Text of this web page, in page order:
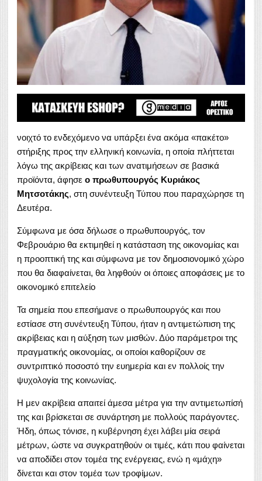
νοιχτό το ενδεχόμενο να υπάρξει ένα ακόμα «πακέτο»
στήριξης προς την ελληνική κοινωνία, η οποία πλήττεται
λόγω της ακρίβειας και των ανατιμήσεων σε βασικά
προϊόντα, άφησε ο πρωθυπουργός Κυριάκος
Μητσοτάκης, στη συνέντευξη Τύπου που παραχώρησε τη
Δευτέρα.
Σύμφωνα με όσα δήλωσε ο πρωθυπουργός, τον
Φεβρουάριο θα εκτιμηθεί η κατάσταση της οικονομίας και
η προοπτική της και σύμφωνα με τον δημοσιονομικό χώρο
που θα διαφαίνεται, θα ληφθούν οι όποιες αποφάσεις με το
οικονομικό επιτελείο
Τα σημεία που επεσήμανε ο πρωθυπουργός και που
εστίασε στη συνέντευξη Τύπου, ήταν η αντιμετώπιση της
ακρίβειας και η αύξηση των μισθών. Δύο παράμετροι της
πραγματικής οικονομίας, οι οποίοι καθορίζουν σε
συντριπτικό ποσοστό την ευημερία και εν πολλοίς την
ψυχολογία της κοινωνίας.
Η μεν ακρίβεια απαιτεί άμεσα μέτρα για την αντιμετωπίσή
της και βρίσκεται σε συνάρτηση με πολλούς παράγοντες.
Ήδη, όπως τόνισε, η κυβέρνηση έχει λάβει μία σειρά
μέτρων, ώστε να συγκρατηθούν οι τιμές, κάτι που φαίνεται
να αποδίδει στον τομέα της ενέργειας, ενώ η «μάχη»
δίνεται και στον τομέα των τροφίμων.